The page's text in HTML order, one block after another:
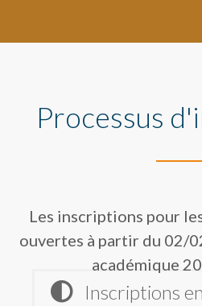
Processus
Les inscriptions pour
ouvertes à partir du 02/
académique
Inscriptions